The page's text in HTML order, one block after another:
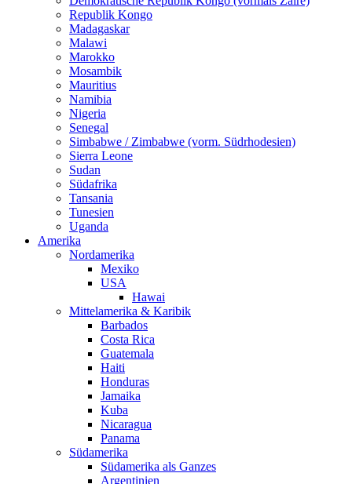
Republik Kongo
Madagaskar
Malawi
Marokko
Mosambik
Mauritius
Namibia
Nigeria
Senegal
Simbabwe / Zimbabwe (vorm. Südrhodesien)
Sierra Leone
Sudan
Südafrika
Tansania
Tunesien
Uganda
Amerika
Nordamerika
Mexiko
USA
Hawai
Mittelamerika & Karibik
Barbados
Costa Rica
Guatemala
Haiti
Honduras
Jamaika
Kuba
Nicaragua
Panama
Südamerika
Südamerika als Ganzes
Argentinien